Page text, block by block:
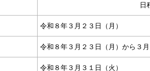
日
令和８年３月２３日（月）
令和８年３月２３日（月）から３
令和８年３月３１日（火）